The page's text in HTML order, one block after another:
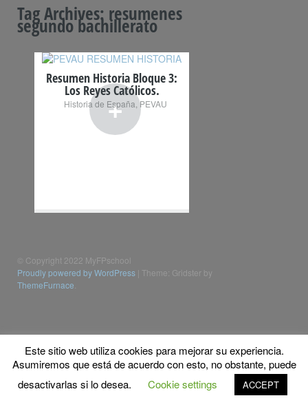
Tag Archives: resumenes
segundo bachillerato
+
Resumen Historia Bloque 3:
Los Reyes Católicos.
Historia de España ,PEVAU
© Copyright 2022 MyFPschool
Proudly powered by WordPress Theme: Gridster by
ThemeFurnace
Este sitio web utiliza cookies para mejorar su experiencia.
Asumiremos que está de acuerdo con esto, no obstante, puede
desactivarlas si lo desea.
Cookie settings ACCEPT